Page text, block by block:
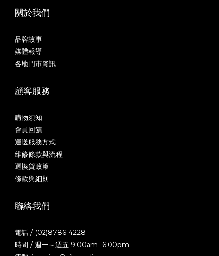
關於我們
品牌故事
媒體報導
各地門市資訊
顧客服務
購物須知
會員回饋
運送服務方式
維修條款與流程
退換貨政策
條款與細則
聯絡我們
電話 / (02)8786-4228
時間 / 週一～週五 9:00am- 6:00pm